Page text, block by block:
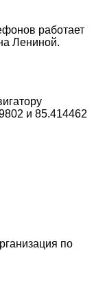
работает
Лениной.
и 85.414462
по